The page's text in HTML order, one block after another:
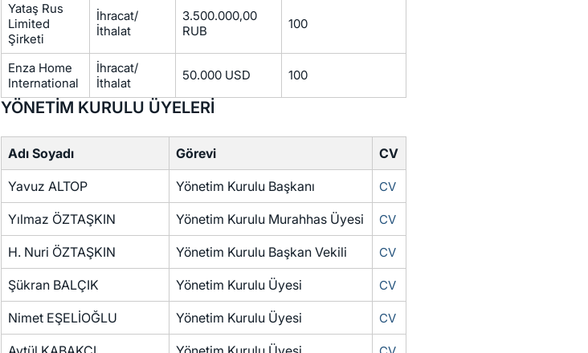
Yataş Rus
Limited
Şirketi
İhracat/
İthalat
3.500.000,00
RUB
100
Enza Home
International
İhracat/
İthalat
50.000 USD 100
YÖNETİM KURULU ÜYELERİ
Adı Soyadı Görevi CV
Yavuz ALTOP Yönetim Kurulu Başkanı CV
Yılmaz ÖZTAŞKIN Yönetim Kurulu Murahhas Üyesi CV
H. Nuri ÖZTAŞKIN Yönetim Kurulu Başkan Vekili CV
Şükran BALÇIK Yönetim Kurulu Üyesi CV
Nimet EŞELİOĞLU Yönetim Kurulu Üyesi CV